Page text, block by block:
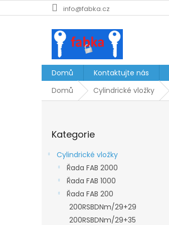
na
info@fabka.cz
Domů Kontaktujte nás
Domů
Cylindrické vložky
kategorie
Kategorie
Cylindrické vložky
Řada FAB 2000
Řada FAB 1000
Řada FAB 200
200RSBDNm/29+29
200RSBDNm/29+35